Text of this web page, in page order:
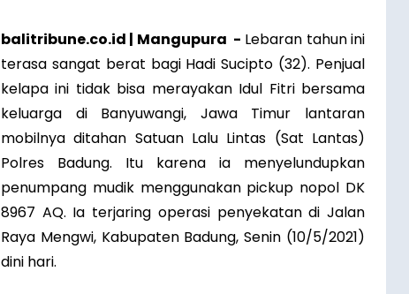
balitribune.co.id | Mangupura - Lebaran tahun ini
terasa sangat berat bagi Hadi Sucipto (32). Penjual
kelapa ini tidak bisa merayakan Idul Fitri bersama
keluarga di Banyuwangi, Jawa Timur lantaran
mobilnya ditahan Satuan Lalu Lintas (Sat Lantas)
Polres Badung. Itu karena ia menyelundupkan
penumpang mudik menggunakan pickup nopol DK
8967 AQ. Ia terjaring operasi penyekatan di Jalan
Raya Mengwi, Kabupaten Badung, Senin (10/5/2021)
dini hari.